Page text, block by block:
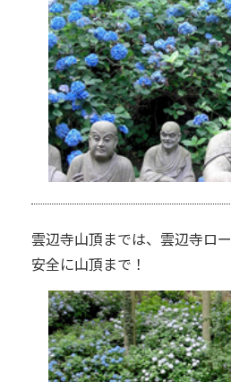
雲辺寺山頂までは、雲辺寺ロ
安全に山頂まで！